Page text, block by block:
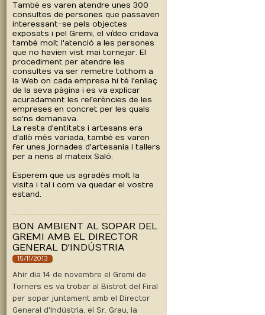
També es varen atendre unes 300
consultes de persones que passaven
interessant-se pels objectes
exposats i pel Gremi, el vídeo cridava
també molt l'atenció a les persones
que no havien vist mai tornejar. El
procediment per atendre les
consultes va ser remetre tothom a
la Web on cada empresa hi té l'enllaç
de la seva pàgina i es va explicar
acuradament les referències de les
empreses en concret per les quals
se'ns demanava.
La resta d'entitats i artesans era
d'allò més variada, també es varen
fer unes jornades d'artesania i tallers
per a nens al mateix Saló.
Esperem que us agradés molt la
visita i tal i com va quedar el vostre
estand.
BON AMBIENT AL SOPAR DEL
GREMI AMB EL DIRECTOR
GENERAL D'INDÚSTRIA
15/11/2013
Ahir dia 14 de novembre el Gremi de
Torners es va trobar al Bistrot del Firal
per sopar juntament amb el Director
General d'Indústria, el Sr. Grau, la